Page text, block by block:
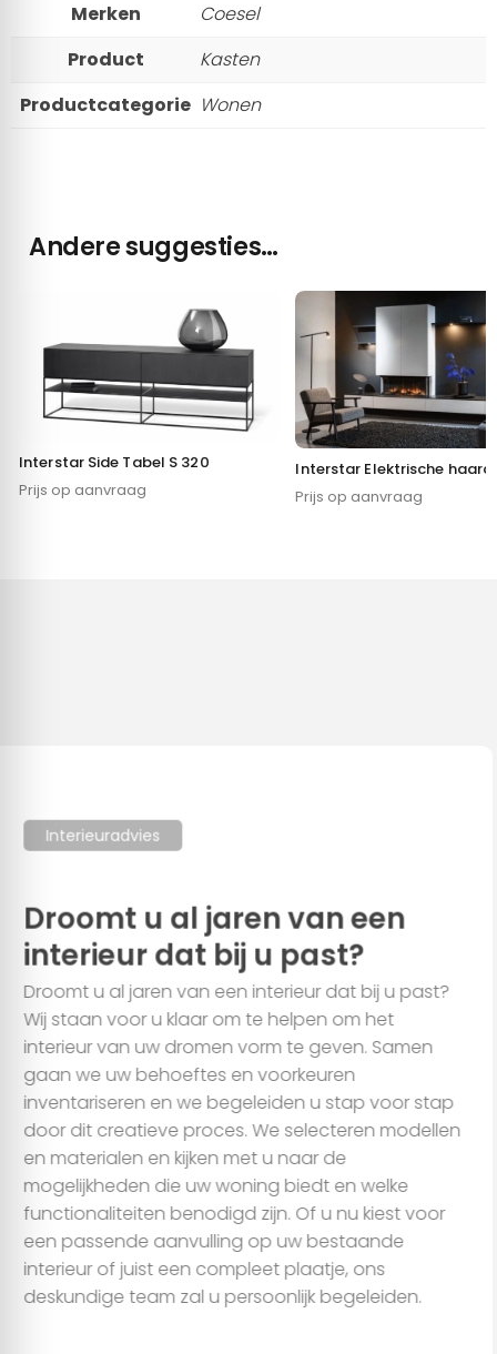
We gebruiken cookies om content en advertenties te
informatie over uw gebruik van onze site met onze partners
voor social media, adverteren en analyse. Deze partners
kunnen deze gegevens combineren met andere informatie
die u aan ze heeft verstrekt of die ze hebben verzameld op
basis van uw gebruik van hun services.
Alles toestaan
Aanpassen
Merken
Coesel
Product
Kasten
Productcategorie Wonen
Andere suggesties…
Interstar Side Tabel S 320
Prijs op aanvraag
Interstar Elektrische haard
Prijs op aanvraag
Interieuradvies
Droomt u al jaren van een
interieur dat bij u past?
Droomt u al jaren van een interieur dat bij u past?
Wij staan voor u klaar om te helpen om het
interieur van uw dromen vorm te geven. Samen
gaan we uw behoeftes en voorkeuren
inventariseren en we begeleiden u stap voor stap
door dit creatieve proces. We selecteren modellen
en materialen en kijken met u naar de
mogelijkheden die uw woning biedt en welke
functionaliteiten benodigd zijn. Of u nu kiest voor
een passende aanvulling op uw bestaande
interieur of juist een compleet plaatje, ons
deskundige team zal u persoonlijk begeleiden.